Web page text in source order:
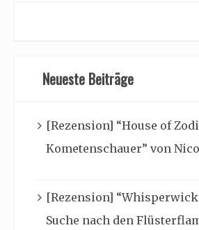
Neueste Beiträge
[Rezension] “House of
Kometenschauer” von
[Rezension]
Suche nach den